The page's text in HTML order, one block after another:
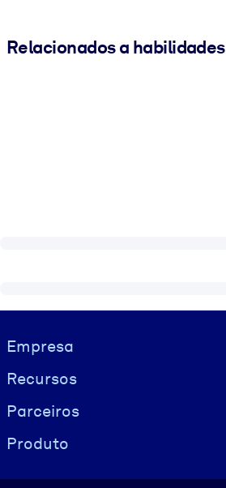
Relacionados a habilidades
Visually hidden Text
Empresa
Recursos
Parceiros
Produto